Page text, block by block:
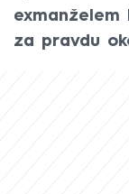
exmanželem
za pravdu